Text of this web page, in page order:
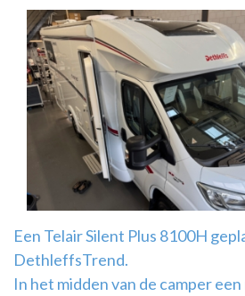
‘Teleco
Ultra
Comfort ‘
airco
Een Telair Silent Plus 8100H
DethleffsTrend.
In het midden van de camper